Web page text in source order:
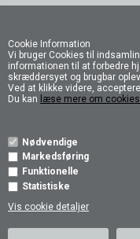
Cookie Information
Vi bruger Cookies til
informationen til at forbedre
skræddersyet og brugbar
Ved at klikke videre,
Du kan læse mere om
Nødvendige
Markedsføring
Funktionelle
Statistiske
Vis cookie detaljer